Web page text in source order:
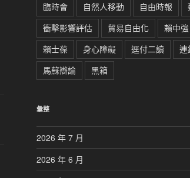
臨時會
自然人移動 自由時報
衝擊影響評估
貿易自由化
賴中強
賴士葆
身心障礙 逕付二讀
連
馬蘇辯論
黑箱
彙整
2026 年 7 月
2026 年 6 月